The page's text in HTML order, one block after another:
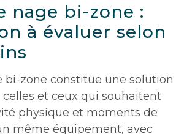
nage bi-zone :
à évaluer selon
bi-zone constitue une solution
et ceux qui souhaitent
physique et moments de
même équipement, avec